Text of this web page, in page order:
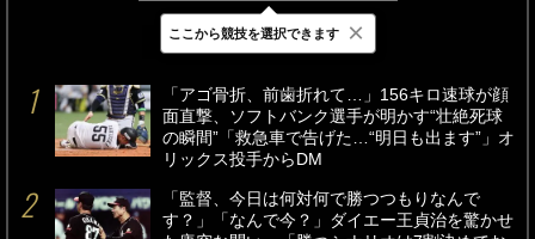
最新 24時間 週間
「アゴ骨折、前歯折れて…」156キロ速球が顔
面直撃、ソフトバンク選手が明かす“壮絶死球
の瞬間”「救急車で告げた…“明日も出ます”」オ
リックス投手からDM
「監督、今日は何対何で勝つつもりなんで
す？」「なんで今？」ダイエー王貞治を驚かせ
ここから競技を選択できます ×